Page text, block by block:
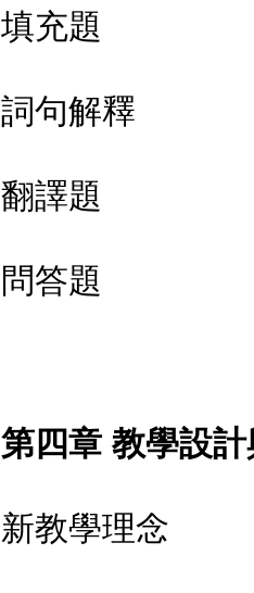
填充題
詞句解釋
翻譯題
問答題
第四章 教學設
新教學理念